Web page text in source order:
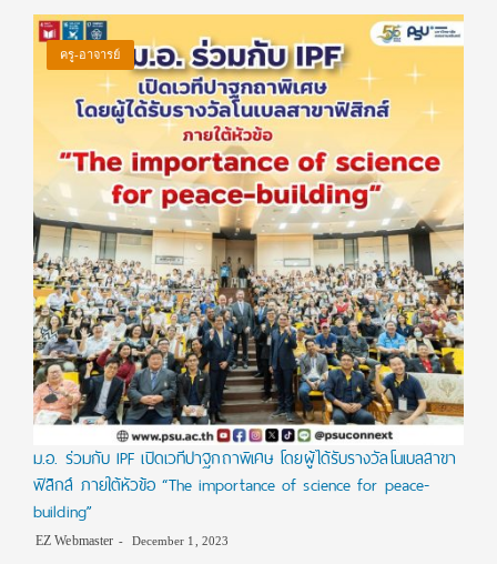
ครู-อาจารย์
ม.อ. ร่วมกับ IPF เปิดเวทีปาฐกถาพิเศษ โดยผู้ได้รับรางวัลโนเบลสาขา
ฟิสิกส์ ภายใต้หัวข้อ “The importance of science for peace-
building”
EZ Webmaster December 1, 2023